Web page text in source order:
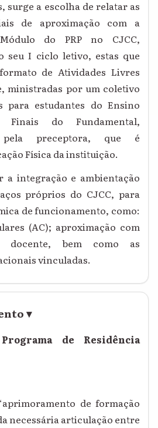
surge a escolha de relatar as
de aproximação com a
do PRP no CJCC,
seu I ciclo letivo, estas que
de Atividades Livres
ministradas por um coletivo
para estudantes do Ensino
Finais do Fundamental,
pela preceptora, que é
Física da instituição.
a integração e ambientação
próprios do CJCC, para
de funcionamento, como:
(AC); aproximação com
docente, bem como as
vinculadas.
▾
de Residência
de formação
necessária articulação entre